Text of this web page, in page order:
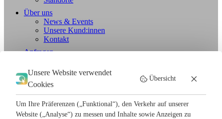
Über uns
News & Events
Unsere Kund:innen
Kontakt
Anfragen
Standorte
LkSG
Pressematerial
Impressum
Datenschutz
Unsere Website verwendet
Cookies
Übersicht
Um Ihre Präferenzen („Funktional“), den Verkehr auf unserer
Website („Analyse“) zu messen und Inhalte sowie Anzeigen zu